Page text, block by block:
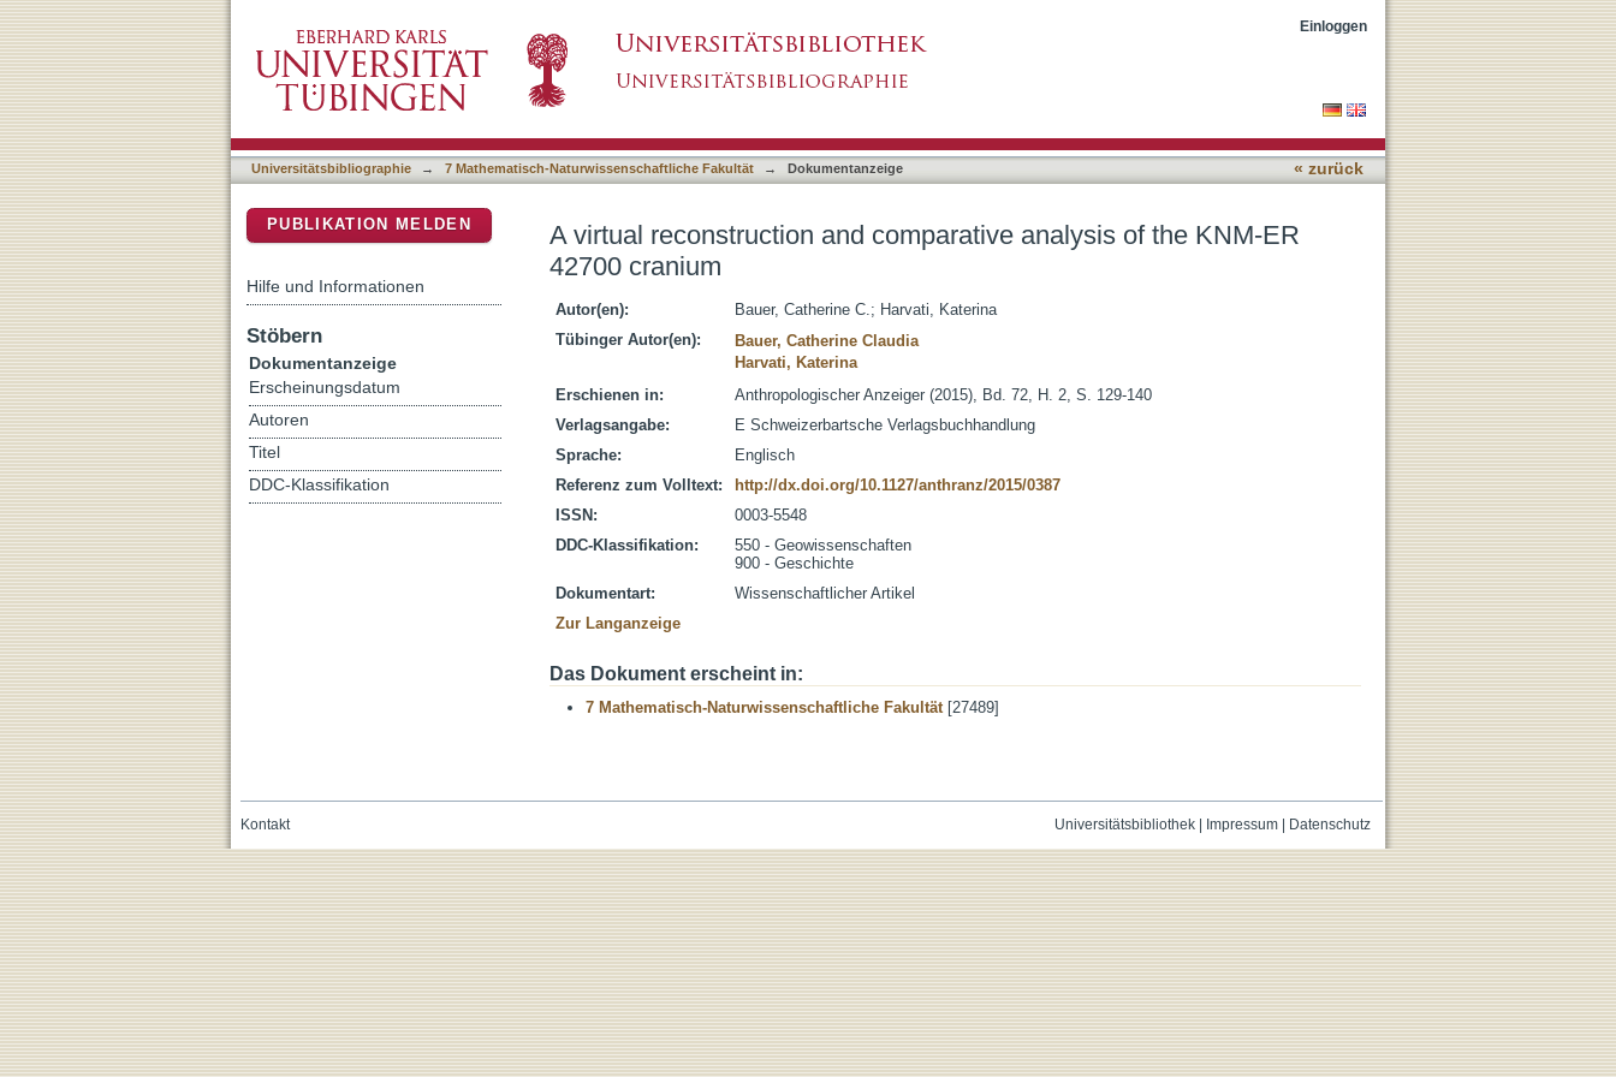
Einloggen
Universitätsbibliographie → 7 Mathematisch-Naturwissenschaftliche Fakultät → Dokumentanzeige « zurück
A virtual reconstruction and comparative analysis of the KNM-ER
42700 cranium
Autor(en): Bauer, Catherine C.; Harvati, Katerina
Tübinger Autor(en):
Bauer, Catherine Claudia
Harvati, Katerina
Erschienen in:
Anthropologischer Anzeiger (2015), Bd. 72, H. 2, S. 129-140
Verlagsangabe:
E Schweizerbartsche Verlagsbuchhandlung
Sprache:
Englisch
Referenz zum Volltext:
http://dx.doi.org/10.1127/anthranz/2015/0387
ISSN:
0003-5548
DDC-Klassifikation:
550 - Geowissenschaften
900 - Geschichte
Dokumentart:
Wissenschaftlicher Artikel
Zur Langanzeige
Das Dokument erscheint in:
7 Mathematisch-Naturwissenschaftliche Fakultät[27489]
PUBLIKATION MELDEN
Hilfe und Informationen
Stöbern
Dokumentanzeige
Erscheinungsdatum
Autoren
Titel
DDC-Klassifikation
Universitätsbibliothek| Impressum| Datenschutz
Kontakt